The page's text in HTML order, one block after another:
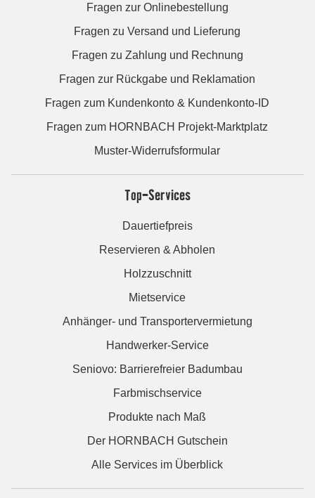
Fragen zur Onlinebestellung
Fragen zu Versand und Lieferung
Fragen zu Zahlung und Rechnung
Fragen zur Rückgabe und Reklamation
Fragen zum Kundenkonto & Kundenkonto-ID
Fragen zum HORNBACH Projekt-Marktplatz
Muster-Widerrufsformular
Top-Services
Dauertiefpreis
Reservieren & Abholen
Holzzuschnitt
Mietservice
Anhänger- und Transportervermietung
Handwerker-Service
Seniovo: Barrierefreier Badumbau
Farbmischservice
Produkte nach Maß
Der HORNBACH Gutschein
Alle Services im Überblick